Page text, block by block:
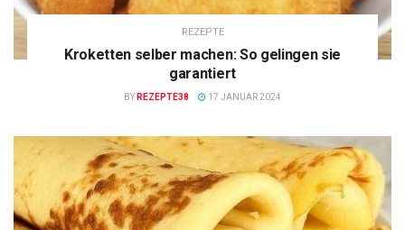
REZEPTE
Kroketten selber machen: So gelingen sie
garantiert
BY REZEPTE38 17 JANUAR 2024